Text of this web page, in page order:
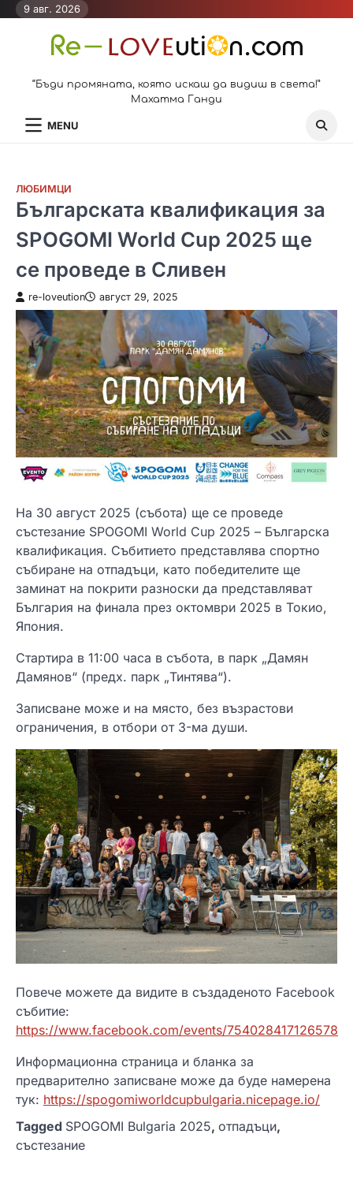
Skip9 авг. 2026
“Бъди промяната, която искаш да видиш в света!”
Махатма Ганди
MENU
ЛЮБИМЦИ
Българската квалификация за
SPOGOMI World Cup 2025 ще
се проведе в Сливен
re-loveution август 29, 2025
На 30 август 2025 (събота) ще се проведе
състезание SPOGOMI World Cup 2025 – Българска
квалификация. Събитието представлява спортно
събиране на отпадъци, като победителите ще
заминат на покрити разноски да представляват
България на финала през октомври 2025 в Токио,
Япония.
Стартира в 11:00 часа в събота, в парк „Дамян
Дамянов“ (предх. парк „Тинтява“).
Записване може и на място, без възрастови
ограничения, в отбори от 3-ма души.
Повече можете да видите в създаденото Facebook
събитие:
https://www.facebook.com/events/754028417126578
Информационна страница и бланка за
предварително записване може да буде намерена
тук: https://spogomiworldcupbulgaria.nicepage.io/
Tagged SPOGOMI Bulgaria 2025, отпадъци,
състезание